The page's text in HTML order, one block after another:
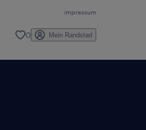
impressum
0 Mein Randstad